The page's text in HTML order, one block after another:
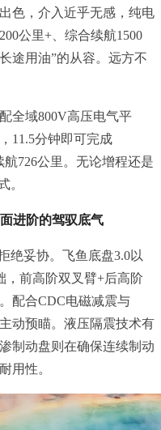
色，介入近乎无感，纯电
公里+、综合续航1500
途用油”的从容。远方不
全域800V高压电气平
11.5分钟即可完成
航726公里。无论增程还是
。
进阶的驾驭底气
绝妥协。飞鱼底盘3.0以
，前高阶双叉臂+后高阶
配合CDC电磁减震与
动预瞄。液压隔震技术有
制动盘则在确保连续制动
用性。